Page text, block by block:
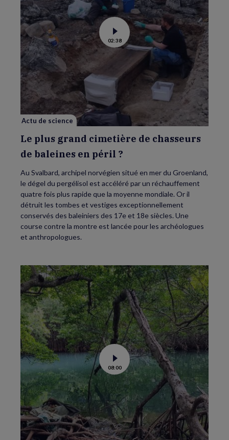
Voir
la
vidéo
grand
cimetière
chasseurs
de
baleines
en
?
02:38
Actu de science
Le plus grand cimetière de chasseurs
de baleines en péril ?
Au Svalbard, archipel norvégien situé en mer du Groenland,
le dégel du pergélisol est accéléré par un réchauffement
quatre fois plus rapide que la moyenne mondiale. Or il
détruit les tombes et vestiges exceptionnellement
conservés des baleiniers des 17e et 18e siècles. Une
course contre la montre est lancée pour les archéologues
et anthropologues.
Voir
la
vidéo
de
La
science
au
secours
des
mangroves
de
Martinique
08:00